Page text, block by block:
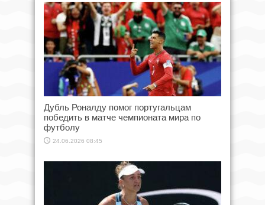
Дубль Роналду помог португальцам
победить в матче чемпионата мира по
футболу
24.06.2026 08:45